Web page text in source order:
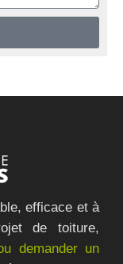
efficace et à
de toiture,
demander un